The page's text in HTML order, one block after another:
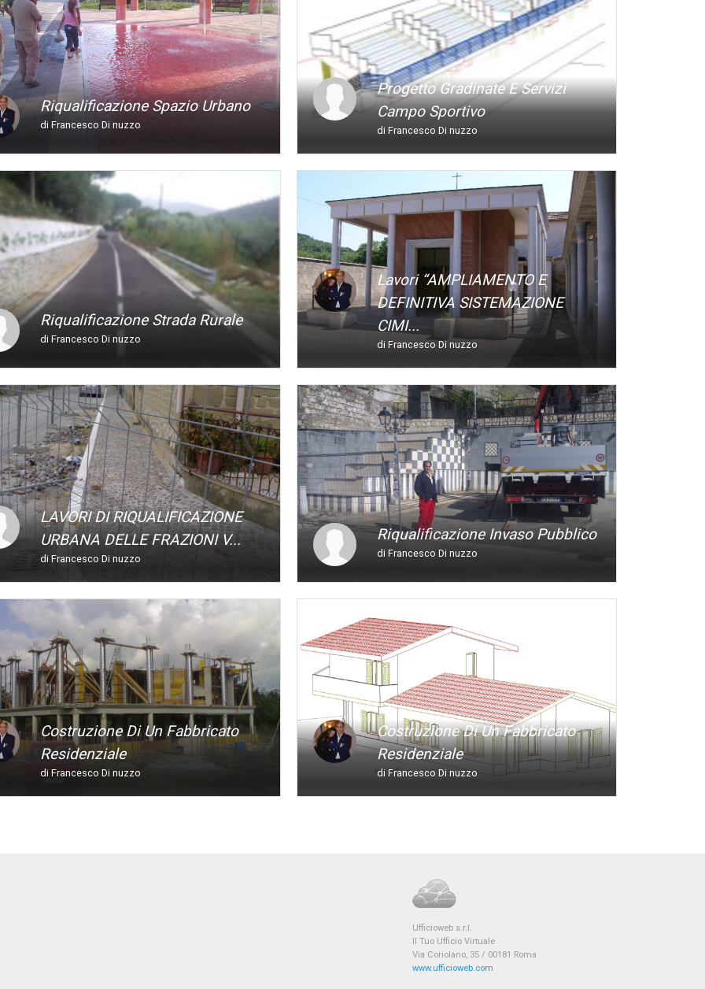
Riqualificazione Spazio Urbano
di Francesco Di nuzzo
Progetto Gradinate E Servizi
Campo Sportivo
di Francesco Di nuzzo
Riqualificazione Strada Rurale
di Francesco Di nuzzo
Lavori “AMPLIAMENTO E
DEFINITIVA SISTEMAZIONE
CIMI...
di Francesco Di nuzzo
LAVORI DI RIQUALIFICAZIONE
URBANA DELLE FRAZIONI V...
di Francesco Di nuzzo
Riqualificazione Invaso Pubblico
di Francesco Di nuzzo
Costruzione Di Un Fabbricato
Residenziale
di Francesco Di nuzzo
Costruzione Di Un Fabbricato
Residenziale
di Francesco Di nuzzo
Ufficioweb s.r.l.
Il Tuo Ufficio Virtuale
Via Coriolano, 35 / 00181 Roma
www.ufficioweb.com